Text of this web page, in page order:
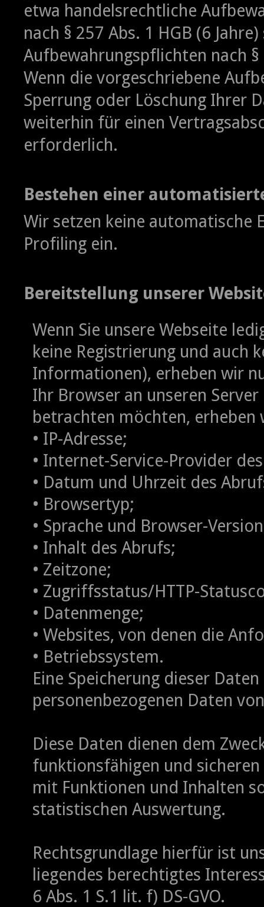
etwa handelsrechtliche
nach § 257 Abs. 1 HGB (6
Aufbewahrungspflichten nach §
Wenn die vorgeschriebene
Sperrung oder Löschung Ihrer
weiterhin für einen
erforderlich.
Bestehen einer
Wir setzen keine automatische
Profiling ein.
Bereitstellung unserer
Wenn Sie unsere Webseite
keine Registrierung und auch
Informationen), erheben wir
Ihr Browser an unseren
betrachten möchten,
• IP-Adresse;
• Internet-Service-Provider
• Datum und Uhrzeit des
• Browsertyp;
• Sprache und Browser-
• Inhalt des Abrufs;
• Zeitzone;
• Zugriffsstatus/HTTP-
• Datenmenge;
• Websites, von denen die
• Betriebssystem.
Eine Speicherung dieser
personenbezogenen Daten
Diese Daten dienen dem
funktionsfähigen und
mit Funktionen und Inhalten
statistischen Auswertung.
Rechtsgrundlage hierfür ist
liegendes berechtigtes
6 Abs. 1 S.1 lit. f) DS-GVO.